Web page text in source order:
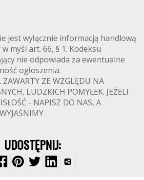
jest wyłącznie informacją handlową
myśl art. 66, § 1. Kodeksu
nie odpowiada za ewentualne
ogłoszenia.
ZE WZGLĘDU NA
LUDZKICH POMYŁEK. JEŻELI
- NAPISZ DO NAS, A
UDOSTĘPNIJ: